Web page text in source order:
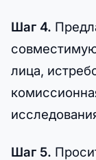
Шаг 4.
лица,
Шаг 5.